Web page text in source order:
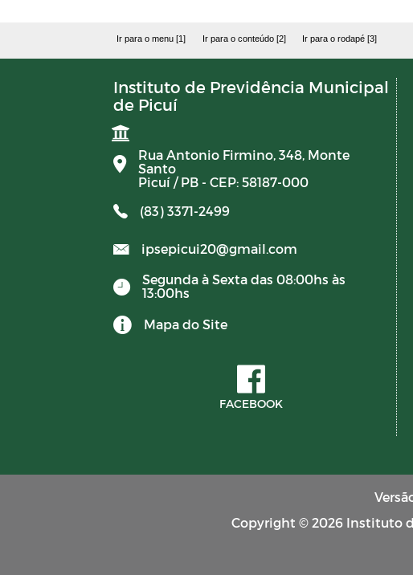
Demonstrativo Previdenciários
Demonstrativos
Demonstrativos Contábeis
Comitê de Investimentos
Contratos
PORTARIAS RPPS 2023
BALANCETES 2024
Ir para o menu [1] Ir para o conteúdo [2] Ir para o rodapé [3]
Instituto de Previdência Municipal
de Picuí
Rua Antonio Firmino, 348, Monte
Santo
Picuí / PB - CEP: 58187-000
(83) 3371-2499
ipsepicui20@gmail.com
Segunda à Sexta das 08:00hs às
13:00hs
Mapa do Site
FACEBOOK
Copyright © 2026 Instituto